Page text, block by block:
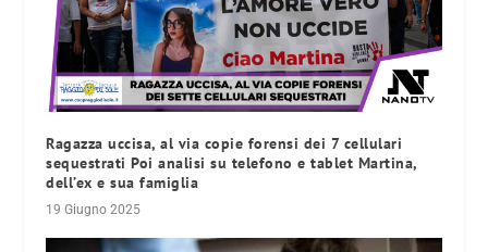
Ragazza uccisa, al via copie forensi dei 7 cellulari
sequestrati Poi analisi su telefono e tablet Martina,
dell’ex e sua famiglia
19 Giugno 2025